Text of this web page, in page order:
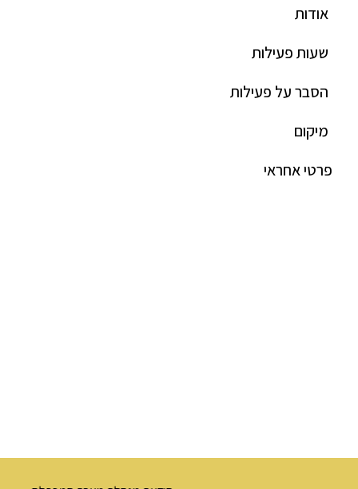
אודות
שעות פעילות
הסבר על פעילות
מיקום
פרטי אחראי